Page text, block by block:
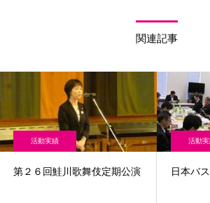
関連記事
活動実績
第２６回鮭川歌舞伎定期公演
活動
日本バ